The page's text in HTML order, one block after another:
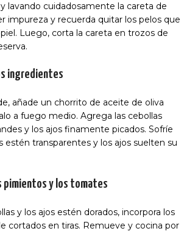
lavando cuidadosamente la careta de
impureza y recuerda quitar los pelos que
Luego, corta la careta en trozos de
ingredientes
añade un chorrito de aceite de oliva
a fuego medio. Agrega las cebollas
y los ajos finamente picados. Sofríe
estén transparentes y los ajos suelten su
pimientos y los tomates
y los ajos estén dorados, incorpora los
cortados en tiras. Remueve y cocina por